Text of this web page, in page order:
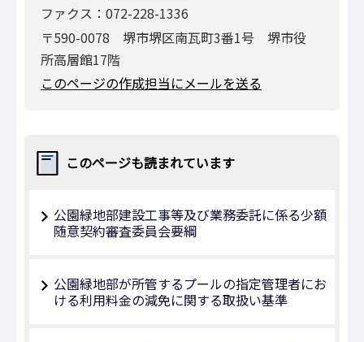
ファクス：072-228-1336
〒590-0078 堺市堺区南瓦町3番1号 堺市役
所高層館17階
このページの作成担当にメールを送る
このページも読まれています
公園緑地部建設工事等及び業務委託に係る少額
随意契約審査委員会要綱
公園緑地部が所管するプールの指定管理者にお
ける利用料金の減免に関する取扱い基準